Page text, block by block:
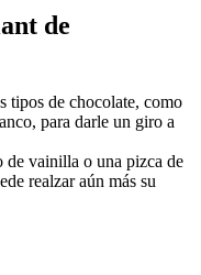
de
tipos de chocolate, como
para darle un giro a
de vainilla o una pizca de
realzar aún más su